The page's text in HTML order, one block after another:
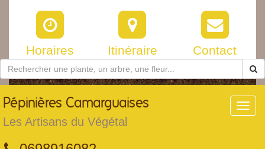
Horaires Itinéraire Contact
Pépinières Camarguaises
Les Artisans du Végétal